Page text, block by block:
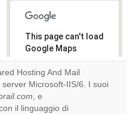
This page can't load
Google Maps
correctly.
Do you
own this
website?
Hosting And Mail
Microsoft-IIS/6. I suoi
, e
il linguaggio di